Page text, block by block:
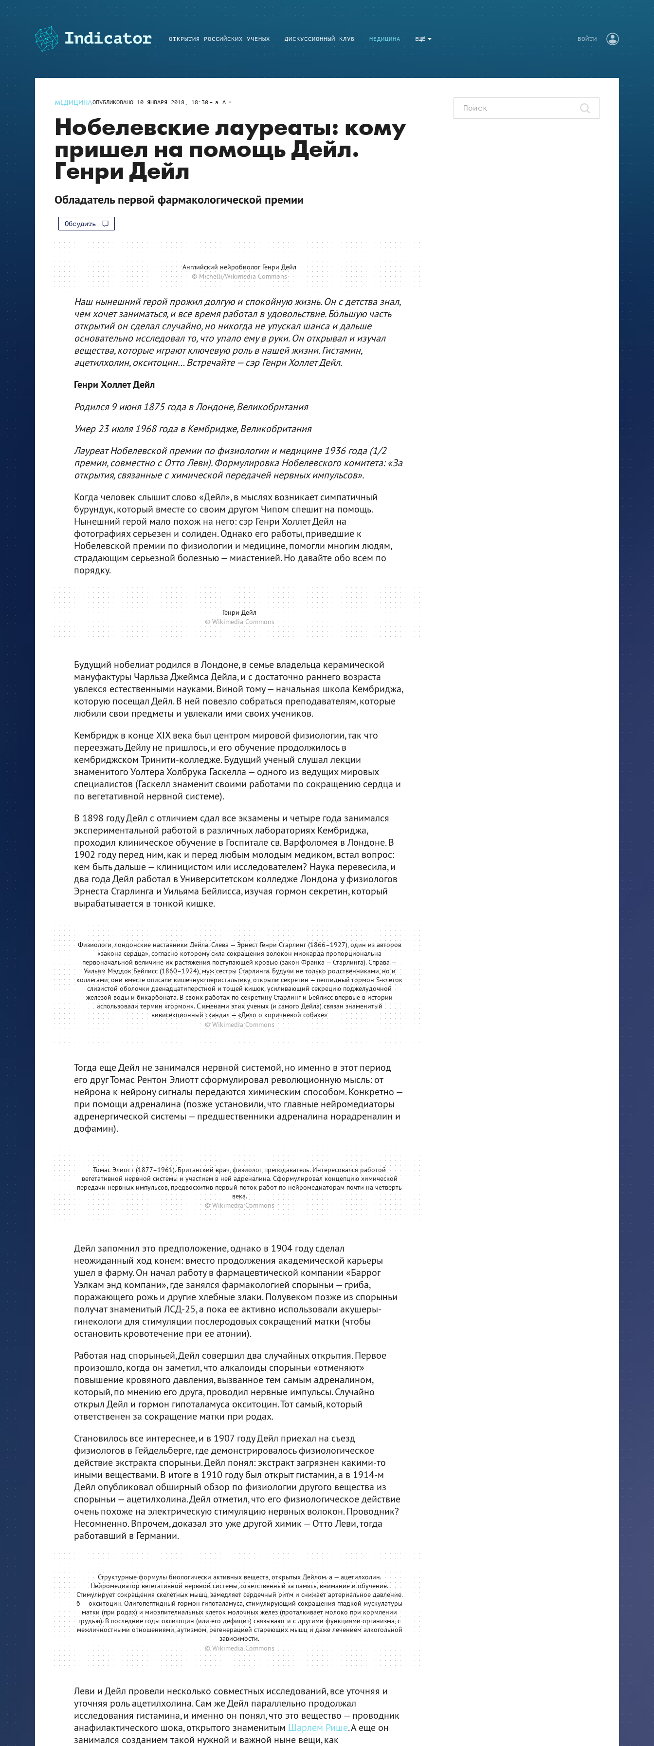
ЕЩЁ
ОТКРЫТИЯ РОССИЙСКИХ УЧЕНЫХ ДИСКУССИОННЫЙ КЛУБ МЕДИЦИНА ВОЙТИ
МЕДИЦИНАОПУБЛИКОВАНО 10 ЯНВАРЯ 2018, 18:30 a A
Нобелевские лауреаты: кому
пришел на помощь Дейл.
Генри Дейл
Обладатель первой фармакологической премии
Обсудить
Английский нейробиолог Генри Дейл
© Michelli/Wikimedia Commons
Наш нынешний герой прожил долгую и спокойную жизнь. Он с детства знал,
чем хочет заниматься, и все время работал в удовольствие. Бόльшую часть
открытий он сделал случайно, но никогда не упускал шанса и дальше
основательно исследовал то, что упало ему в руки. Он открывал и изучал
вещества, которые играют ключевую роль в нашей жизни. Гистамин,
ацетилхолин, окситоцин… Встречайте — сэр Генри Холлет Дейл.
Генри Холлет Дейл
Родился 9 июня 1875 года в Лондоне, Великобритания
Умер 23 июля 1968 года в Кембридже, Великобритания
Лауреат Нобелевской премии по физиологии и медицине 1936 года (1/2
премии, совместно с Отто Леви). Формулировка Нобелевского комитета: «За
открытия, связанные с химической передачей нервных импульсов».
Когда человек слышит слово «Дейл», в мыслях возникает симпатичный
бурундук, который вместе со своим другом Чипом спешит на помощь.
Нынешний герой мало похож на него: сэр Генри Холлет Дейл на
фотографиях серьезен и солиден. Однако его работы, приведшие к
Нобелевской премии по физиологии и медицине, помогли многим людям,
страдающим серьезной болезнью — миастенией. Но давайте обо всем по
порядку.
Генри Дейл
© Wikimedia Commons
Будущий нобелиат родился в Лондоне, в семье владельца керамической
мануфактуры Чарльза Джеймса Дейла, и с достаточно раннего возраста
увлекся естественными науками. Виной тому — начальная школа Кембриджа,
которую посещал Дейл. В ней повезло собраться преподавателям, которые
любили свои предметы и увлекали ими своих учеников.
Кембридж в конце XIX века был центром мировой физиологии, так что
переезжать Дейлу не пришлось, и его обучение продолжилось в
кембриджском Тринити-колледже. Будущий ученый слушал лекции
знаменитого Уолтера Холбрука Гаскелла — одного из ведущих мировых
специалистов (Гаскелл знаменит своими работами по сокращению сердца и
по вегетативной нервной системе).
В 1898 году Дейл с отличием сдал все экзамены и четыре года занимался
экспериментальной работой в различных лабораториях Кембриджа,
проходил клиническое обучение в Госпитале св. Варфоломея в Лондоне. В
1902 году перед ним, как и перед любым молодым медиком, встал вопрос:
кем быть дальше — клиницистом или исследователем? Наука перевесила, и
два года Дейл работал в Университетском колледже Лондона у физиологов
Эрнеста Старлинга и Уильяма Бейлисса, изучая гормон секретин, который
вырабатывается в тонкой кишке.
Физиологи, лондонские наставники Дейла. Слева — Эрнест Генри Старлинг (1866–1927), один из авторов
«закона сердца», согласно которому сила сокращения волокон миокарда пропорциональна
первоначальной величине их растяжения поступающей кровью (закон Франка — Старлинга). Справа —
Уильям Мэддок Бейлисс (1860–1924), муж сестры Старлинга. Будучи не только родственниками, но и
коллегами, они вместе описали кишечную перистальтику, открыли секретин — пептидный гормон S-клеток
слизистой оболочки двенадцатиперстной и тощей кишок, усиливающий секрецию поджелудочной
железой воды и бикарбоната. В своих работах по секретину Старлинг и Бейлисс впервые в истории
использовали термин «гормон». С именами этих ученых (и самого Дейла) связан знаменитый
вивисекционный скандал — «Дело о коричневой собаке»
© Wikimedia Commons
Тогда еще Дейл не занимался нервной системой, но именно в этот период
его друг Томас Рентон Элиотт сформулировал революционную мысль: от
нейрона к нейрону сигналы передаются химическим способом. Конкретно —
при помощи адреналина (позже установили, что главные нейромедиаторы
адренергической системы — предшественники адреналина норадреналин и
дофамин).
Томас Элиотт (1877–1961). Британский врач, физиолог, преподаватель. Интересовался работой
вегетативной нервной системы и участием в ней адреналина. Сформулировал концепцию химической
передачи нервных импульсов, предвосхитив первый поток работ по нейромедиаторам почти на четверть
века.
© Wikimedia Commons
Дейл запомнил это предположение, однако в 1904 году сделал
неожиданный ход конем: вместо продолжения академической карьеры
ушел в фарму. Он начал работу в фармацевтической компании «Баррог
Уэлкам энд компани», где занялся фармакологией спорыньи — гриба,
поражающего рожь и другие хлебные злаки. Полувеком позже из спорыньи
получат знаменитый ЛСД-25, а пока ее активно использовали акушеры-
гинекологи для стимуляции послеродовых сокращений матки (чтобы
остановить кровотечение при ее атонии).
Работая над спорыньей, Дейл совершил два случайных открытия. Первое
произошло, когда он заметил, что алкалоиды спорыньи «отменяют»
повышение кровяного давления, вызванное тем самым адреналином,
который, по мнению его друга, проводил нервные импульсы. Случайно
открыл Дейл и гормон гипоталамуса окситоцин. Тот самый, который
ответственен за сокращение матки при родах.
Становилось все интереснее, и в 1907 году Дейл приехал на съезд
физиологов в Гейдельберге, где демонстрировалось физиологическое
действие экстракта спорыньи. Дейл понял: экстракт загрязнен какими-то
иными веществами. В итоге в 1910 году был открыт гистамин, а в 1914-м
Дейл опубликовал обширный обзор по физиологии другого вещества из
спорыньи — ацетилхолина. Дейл отметил, что его физиологическое действие
очень похоже на электрическую стимуляцию нервных волокон. Проводник?
Несомненно. Впрочем, доказал это уже другой химик — Отто Леви, тогда
работавший в Германии.
Структурные формулы биологически активных веществ, открытых Дейлом. а — ацетилхолин.
Нейромедиатор вегетативной нервной системы, ответственный за память, внимание и обучение.
Стимулирует сокращения скелетных мышц, замедляет сердечный ритм и снижает артериальное давление.
б — окситоцин. Олигопептидный гормон гипоталамуса, стимулирующий сокращения гладкой мускулатуры
матки (при родах) и миоэпителиальных клеток молочных желез (проталкивает молоко при кормлении
грудью). В последние годы окситоцин (или его дефицит) связывают и с другими функциями организма, с
межличностными отношениями, аутизмом, регенерацией стареющих мышц и даже лечением алкогольной
зависимости.
© Wikimedia Commons
Леви и Дейл провели несколько совместных исследований, все уточняя и
уточняя роль ацетилхолина. Сам же Дейл параллельно продолжал
исследования гистамина, и именно он понял, что это вещество — проводник
анафилактического шока, открытого знаменитым Шарлем Рише. А еще он
занимался созданием такой нужной и важной ныне вещи, как